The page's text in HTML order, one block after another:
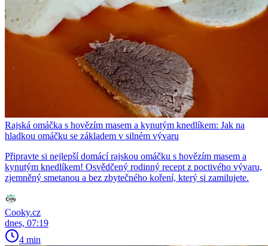
Rajská omáčka s hovězím masem a kynutým knedlíkem: Jak na
hladkou omáčku se základem v silném vývaru
Připravte si nejlepší domácí rajskou omáčku s hovězím masem a
kynutým knedlíkem! Osvědčený rodinný recept z poctivého vývaru,
zjemněný smetanou a bez zbytečného koření, který si zamilujete.
Cooky.cz
dnes, 07:19
4 min